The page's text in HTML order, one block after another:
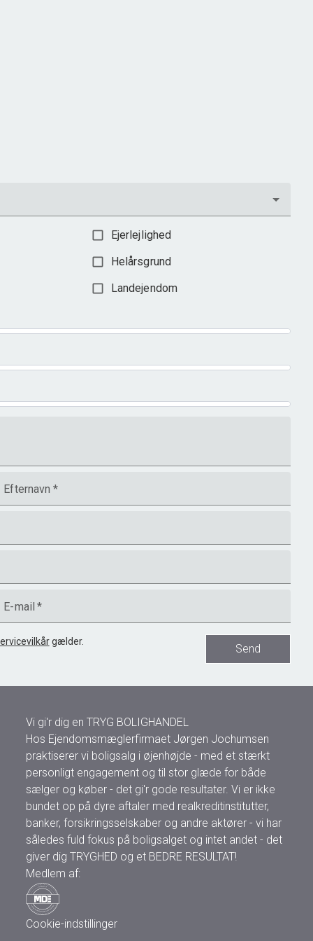
Ejerlejlighed
Helårsgrund
Landejendom
Efternavn *
E-mail *
gælder.
Send
Vi gi'r dig en TRYG BOLIGHANDEL
Hos Ejendomsmæglerfirmaet Jørgen Jochumsen
praktiserer vi boligsalg i øjenhøjde - med et stærkt
personligt engagement og til stor glæde for både
sælger og køber - det gi'r gode resultater. Vi er ikke
bundet op på dyre aftaler med realkreditinstitutter,
banker, forsikringsselskaber og andre aktører - vi har
således fuld fokus på boligsalget og intet andet - det
giver dig TRYGHED og et BEDRE RESULTAT!
Medlem af:
Cookie-indstillinger